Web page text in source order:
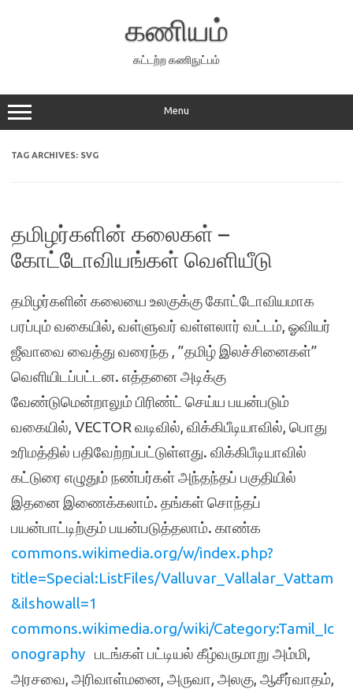
கணியம்
கட்டற்ற கணிநுட்பம்
Menu
TAG ARCHIVES: SVG
தமிழர்களின் கலைகள் –
கோட்டோவியங்கள் வெளியீடு
தமிழர்களின் கலையை உலகுக்கு கோட்டோவியமாக
பரப்பும் வகையில், வள்ளுவர் வள்ளலார் வட்டம், ஓவியர்
ஜீவாவை வைத்து வரைந்த , ”தமிழ் இலச்சினைகள்”
வெளியிடப்பட்டன. எத்தனை அடிக்கு
வேண்டுமென்றாலும் பிரிண்ட் செய்ய பயன்படும்
வகையில், VECTOR வடிவில், விக்கிபீடியாவில், பொது
உரிமத்தில் பதிவேற்றப்பட்டுள்ளது. விக்கிபீடியாவில்
கட்டுரை எழுதும் நண்பர்கள் அந்தந்தப் பகுதியில்
இதனை இணைக்கலாம். தங்கள் சொந்தப்
பயன்பாட்டிற்கும் பயன்படுத்தலாம். காண்க
commons.wikimedia.org/w/index.php?
title=Special:ListFiles/Valluvar_Vallalar_Vattam
&ilshowall=1
commons.wikimedia.org/wiki/Category:Tamil_Ic
onography படங்கள் பட்டியல் கீழ்வருமாறு அம்மி,
அரசவை, அரிவாள்மனை, அருவா, அலகு, ஆசீர்வாதம்,